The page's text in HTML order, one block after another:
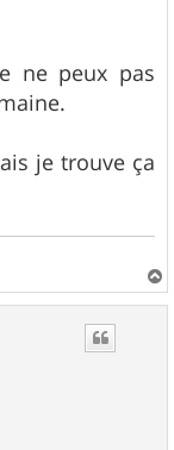
ne peux pas
je trouve ça
a